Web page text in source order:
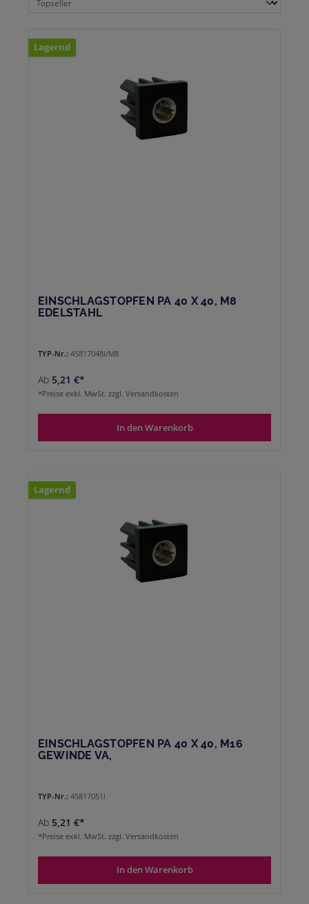
Lagernd
EINSCHLAGSTOPFEN PA 40 X 40, M8
EDELSTAHL
TYP-Nr.: 45817048I/M8
Ab 5,21 €*
*Preise exkl. MwSt. zzgl. Versandkosten
In den Warenkorb
Lagernd
EINSCHLAGSTOPFEN PA 40 X 40, M16
GEWINDE VA,
TYP-Nr.: 45817051I
Ab 5,21 €*
*Preise exkl. MwSt. zzgl. Versandkosten
In den Warenkorb